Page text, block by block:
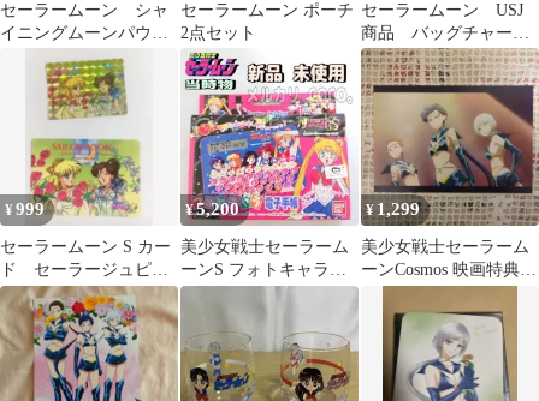
セーラームーン シャ
イニングムーンパウダ
セーラームーン ポーチ
2点セット
セーラームーン USJ
商品 バッグチャーム
コレクション プルー
ト
¥999
セーラームーン S カー
ド セーラージュピタ
ー ヴィーナス
¥5,200
美少女戦士セーラーム
ーンS フォトキャラ電
子手帳 当時物 新品未使
¥ 1,299
美少女戦士セーラーム
ーンCosmos 映画特典
ード☆彡